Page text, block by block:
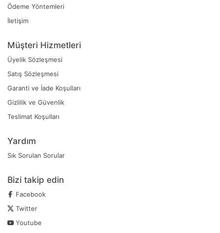
Ödeme Yöntemleri
İletişim
Müşteri Hizmetleri
Üyelik Sözleşmesi
Satış Sözleşmesi
Garanti ve İade Koşulları
Gizlilik ve Güvenlik
Teslimat Koşulları
Yardım
Sık Sorulan Sorular
Bizi takip edin
Facebook
Twitter
Youtube